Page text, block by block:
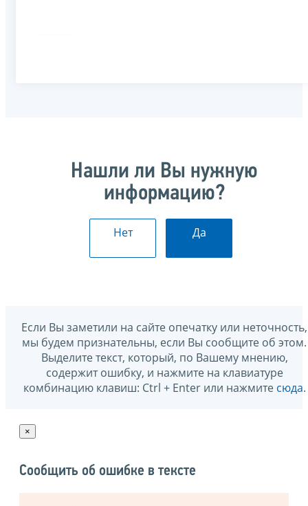
Нашли ли Вы нужную
информацию?
Нет Да
Если Вы заметили на сайте опечатку или неточность,
мы будем признательны, если Вы сообщите об этом.
Выделите текст, который, по Вашему мнению,
содержит ошибку, и нажмите на клавиатуре
комбинацию клавиш: Ctrl + Enter или нажмите сюда.
×
Сообщить об ошибке в тексте